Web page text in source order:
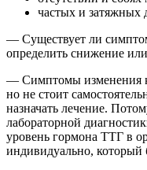
частых и затяжных
— Существует ли
определить снижение
— Симптомы изменения
но не стоит
назначать лечение.
лабораторной
уровень гормона ТТГ в
индивидуально, который